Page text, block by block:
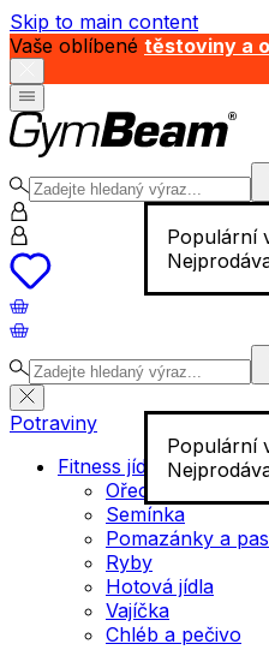
Skip to main content
Vaše oblíbené těstoviny a
Populární
Populární
Potraviny
Fitness jídlo
Ořechy
Semínka
Pomazánky a
Ryby
Hotová jídla
Vajíčka
Chléb a pečivo